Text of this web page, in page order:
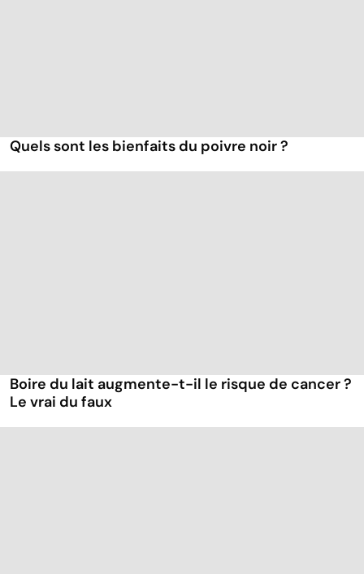
Quels sont les bienfaits du poivre noir ?
Boire du lait augmente-t-il le risque de cancer ?
Le vrai du faux